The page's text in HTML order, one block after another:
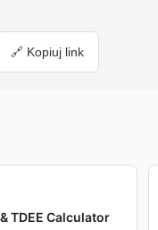
🔗 Kopiuj link
TDEE Calculator